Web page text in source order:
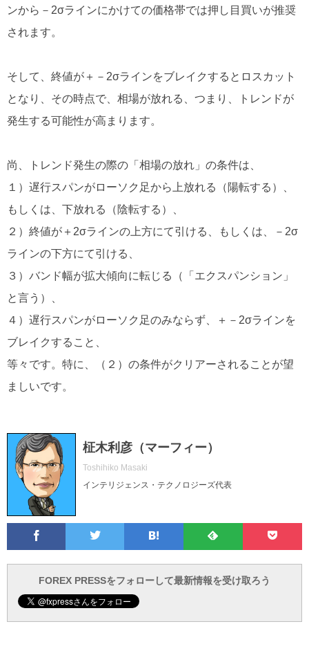
ンから－2σラインにかけての価格帯では押し目買いが推奨
されます。
そして、終値が＋－2σラインをブレイクするとロスカット
となり、その時点で、相場が放れる、つまり、トレンドが
発生する可能性が高まります。
尚、トレンド発生の際の「相場の放れ」の条件は、
１）遅行スパンがローソク足から上放れる（陽転する）、
もしくは、下放れる（陰転する）、
２）終値が＋2σラインの上方にて引ける、もしくは、－2σ
ラインの下方にて引ける、
３）バンド幅が拡大傾向に転じる（「エクスパンション」
と言う）、
４）遅行スパンがローソク足のみならず、＋－2σラインを
ブレイクすること、
等々です。特に、（２）の条件がクリアーされることが望
ましいです。
柾木利彦（マーフィー）
Toshihiko Masaki
インテリジェンス・テクノロジーズ代表
Twitter
て
ブ
で
ォ
ロ
ー
で
と
で
FOREX PRESSをフォローして最新情報を受け取ろう